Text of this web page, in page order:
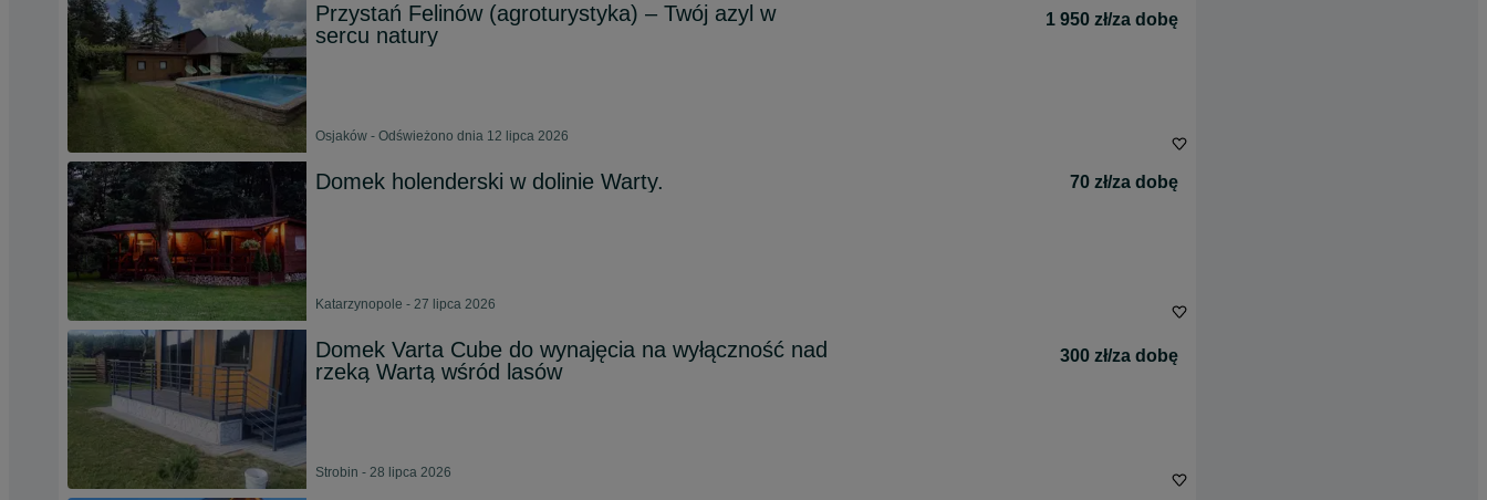
Przystań Felinów (agroturystyka) – Twój azyl w
sercu natury
1 950 zł/za dobę
Osjaków - Odświeżono dnia 12 lipca 2026
Domek holenderski w dolinie Warty. 70 zł/za dobę
Katarzynopole - 27 lipca 2026
Domek Varta Cube do wynajęcia na wyłączność nad
rzeką Wartą wśród lasów
300 zł/za dobę
Strobin - 28 lipca 2026